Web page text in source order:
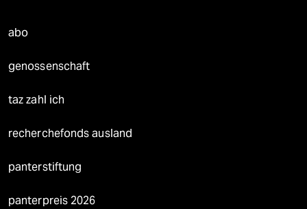
abo
genossenschaft
taz zahl ich
recherchefonds ausland
panterstiftung
panterpreis 2026